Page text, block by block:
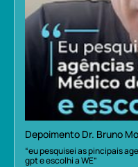
Depoimento Dr. Bruno
“eu pesquisei as pincipais
gpt e escolhi a WE”